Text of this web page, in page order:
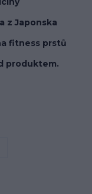
z Japonska
fitness prstů
produktem.